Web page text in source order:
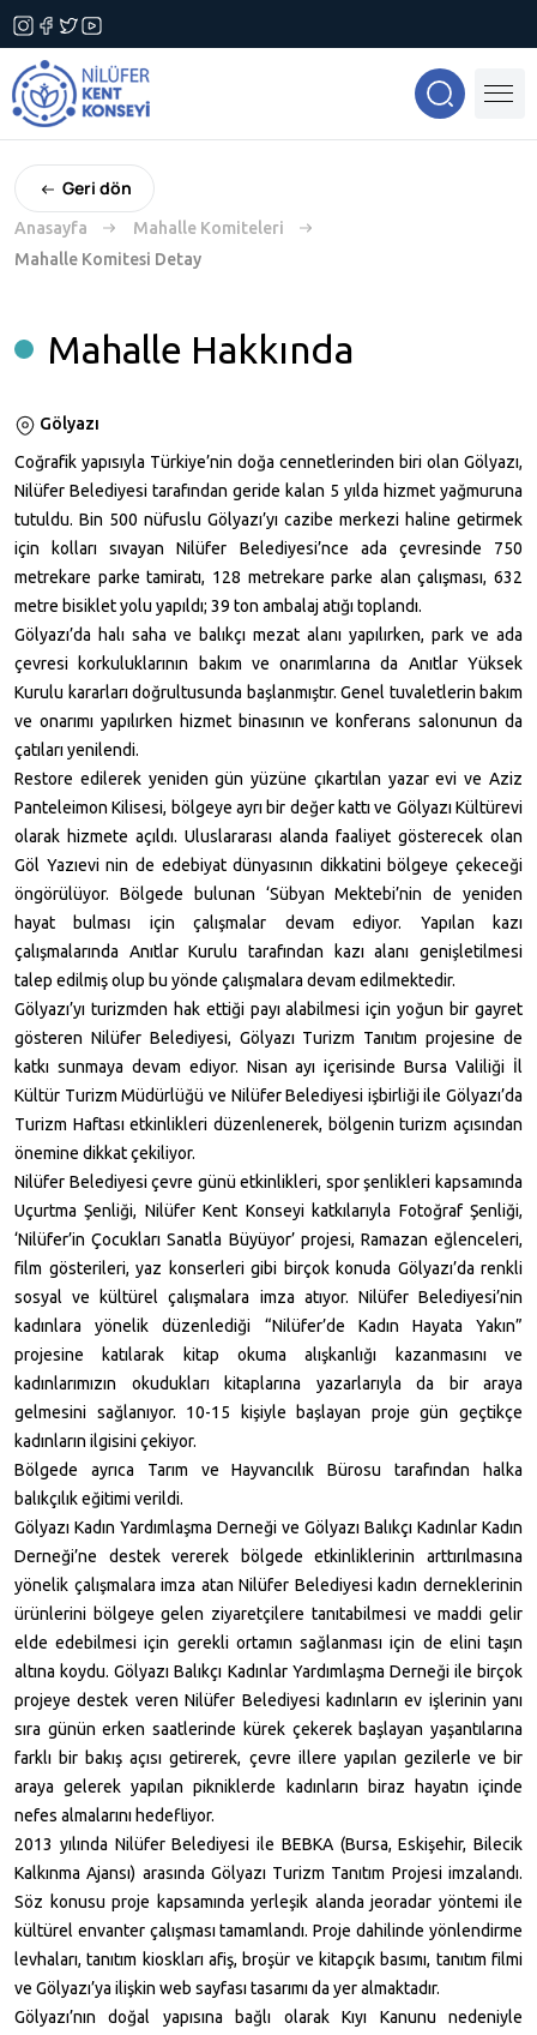
Geri dön
Anasayfa
Mahalle Komiteleri
Mahalle Komitesi Detay
Mahalle Hakkında
Gölyazı
Coğrafik yapısıyla Türkiye’nin doğa cennetlerinden biri olan Gölyazı,
Nilüfer Belediyesi tarafından geride kalan 5 yılda hizmet yağmuruna
tutuldu. Bin 500 nüfuslu Gölyazı’yı cazibe merkezi haline getirmek
için kolları sıvayan Nilüfer Belediyesi’nce ada çevresinde 750
metrekare parke tamiratı, 128 metrekare parke alan çalışması, 632
metre bisiklet yolu yapıldı; 39 ton ambalaj atığı toplandı.
Gölyazı’da halı saha ve balıkçı mezat alanı yapılırken, park ve ada
çevresi korkuluklarının bakım ve onarımlarına da Anıtlar Yüksek
Kurulu kararları doğrultusunda başlanmıştır. Genel tuvaletlerin bakım
ve onarımı yapılırken hizmet binasının ve konferans salonunun da
çatıları yenilendi.
Restore edilerek yeniden gün yüzüne çıkartılan yazar evi ve Aziz
Panteleimon Kilisesi, bölgeye ayrı bir değer kattı ve Gölyazı Kültürevi
olarak hizmete açıldı. Uluslararası alanda faaliyet gösterecek olan
Göl Yazıevi nin de edebiyat dünyasının dikkatini bölgeye çekeceği
öngörülüyor. Bölgede bulunan ‘Sübyan Mektebi’nin de yeniden
hayat bulması için çalışmalar devam ediyor. Yapılan kazı
çalışmalarında Anıtlar Kurulu tarafından kazı alanı genişletilmesi
talep edilmiş olup bu yönde çalışmalara devam edilmektedir.
Gölyazı’yı turizmden hak ettiği payı alabilmesi için yoğun bir gayret
gösteren Nilüfer Belediyesi, Gölyazı Turizm Tanıtım projesine de
katkı sunmaya devam ediyor. Nisan ayı içerisinde Bursa Valiliği İl
Kültür Turizm Müdürlüğü ve Nilüfer Belediyesi işbirliği ile Gölyazı’da
Turizm Haftası etkinlikleri düzenlenerek, bölgenin turizm açısından
önemine dikkat çekiliyor.
Nilüfer Belediyesi çevre günü etkinlikleri, spor şenlikleri kapsamında
Uçurtma Şenliği, Nilüfer Kent Konseyi katkılarıyla Fotoğraf Şenliği,
‘Nilüfer’in Çocukları Sanatla Büyüyor’ projesi, Ramazan eğlenceleri,
film gösterileri, yaz konserleri gibi birçok konuda Gölyazı’da renkli
sosyal ve kültürel çalışmalara imza atıyor. Nilüfer Belediyesi’nin
kadınlara yönelik düzenlediği “Nilüfer’de Kadın Hayata Yakın”
projesine katılarak kitap okuma alışkanlığı kazanmasını ve
kadınlarımızın okudukları kitaplarına yazarlarıyla da bir araya
gelmesini sağlanıyor. 10-15 kişiyle başlayan proje gün geçtikçe
kadınların ilgisini çekiyor.
Bölgede ayrıca Tarım ve Hayvancılık Bürosu tarafından halka
balıkçılık eğitimi verildi.
Gölyazı Kadın Yardımlaşma Derneği ve Gölyazı Balıkçı Kadınlar Kadın
Derneği’ne destek vererek bölgede etkinliklerinin arttırılmasına
yönelik çalışmalara imza atan Nilüfer Belediyesi kadın derneklerinin
ürünlerini bölgeye gelen ziyaretçilere tanıtabilmesi ve maddi gelir
elde edebilmesi için gerekli ortamın sağlanması için de elini taşın
altına koydu. Gölyazı Balıkçı Kadınlar Yardımlaşma Derneği ile birçok
projeye destek veren Nilüfer Belediyesi kadınların ev işlerinin yanı
sıra günün erken saatlerinde kürek çekerek başlayan yaşantılarına
farklı bir bakış açısı getirerek, çevre illere yapılan gezilerle ve bir
araya gelerek yapılan pikniklerde kadınların biraz hayatın içinde
nefes almalarını hedefliyor.
2013 yılında Nilüfer Belediyesi ile BEBKA (Bursa, Eskişehir, Bilecik
Kalkınma Ajansı) arasında Gölyazı Turizm Tanıtım Projesi imzalandı.
Söz konusu proje kapsamında yerleşik alanda jeoradar yöntemi ile
kültürel envanter çalışması tamamlandı. Proje dahilinde yönlendirme
levhaları, tanıtım kioskları afiş, broşür ve kitapçık basımı, tanıtım filmi
ve Gölyazı’ya ilişkin web sayfası tasarımı da yer almaktadır.
Gölyazı’nın doğal yapısına bağlı olarak Kıyı Kanunu nedeniyle